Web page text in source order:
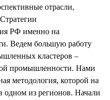
отрасли,
РФ именно на
Ведем большую работу
кластеров –
промышленности. Нами
методология, которой на
одном из регионов. Начали